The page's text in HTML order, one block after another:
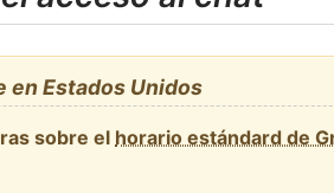
en Estados Unidos
sobre el horario estándard de